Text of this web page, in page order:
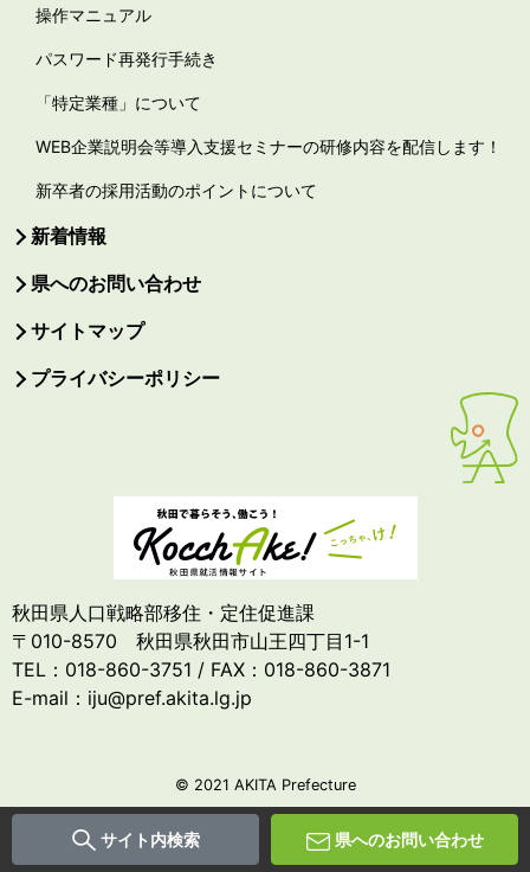
サイト内検索 県へのお問い合わせ
操作マニュアル
パスワード再発行手続き
「特定業種」について
WEB企業説明会等導入支援セミナーの研修内容を配信します！
新卒者の採用活動のポイントについて
新着情報
県へのお問い合わせ
サイトマップ
プライバシーポリシー
秋田県人口戦略部移住・定住促進課
〒010-8570 秋田県秋田市山王四丁目1-1
TEL：018-860-3751 / FAX：018-860-3871
E-mail：iju@pref.akita.lg.jp
© 2021 AKITA Prefecture